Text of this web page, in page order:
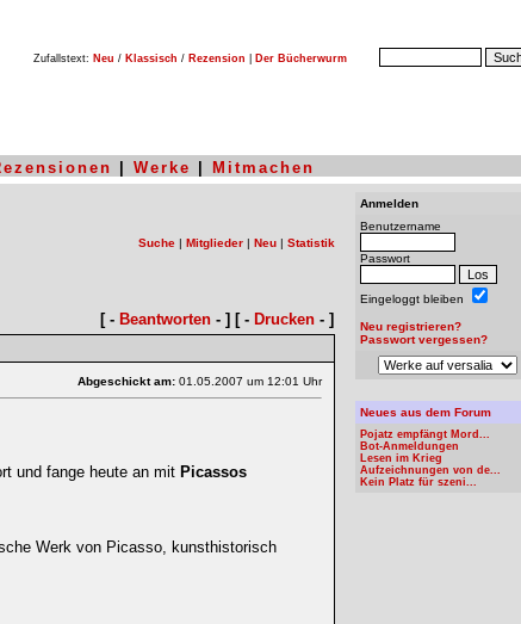
Zufallstext: Neu / Klassisch / Rezension Der Bücherwurm
Werke Mitmachen
Suche | Mitglieder | Neu | Statistik
[ - Beantworten - ] [ - Drucken - ]
Abgeschickt am: 01.05.2007 um 12:01 Uhr
und fange heute an mit Picassos
Werk von Picasso, kunsthistorisch
Anmelden
Benutzername
Passwort
Eingeloggt bleiben
Neu registrieren?
Passwort vergessen?
Neues aus dem Forum
Pojatz empfängt Mord...
Bot-Anmeldungen
Lesen im Krieg
Aufzeichnungen von de...
Kein Platz für szeni...